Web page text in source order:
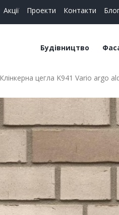
Акції Проекти Контакти
Будівництво
Керамічні блоки
Будівельні суміші
Клінкерна цегла K941 Vario argo